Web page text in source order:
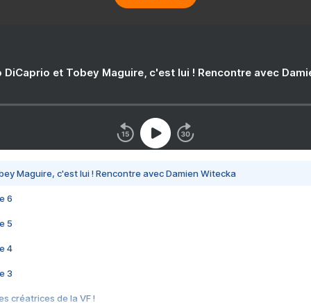
DiCaprio et Tobey Maguire, c'est lui ! Rencontre avec
Maguire, c'est lui ! Rencontre avec Damien Witecka
6
5
4
3
créatrices de la VF !